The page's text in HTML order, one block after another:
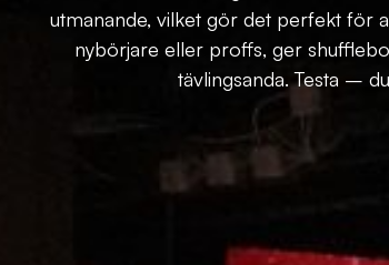
utmanande, vilket gör det perfekt för
nybörjare eller proffs, ger
tävlingsanda. Testa –